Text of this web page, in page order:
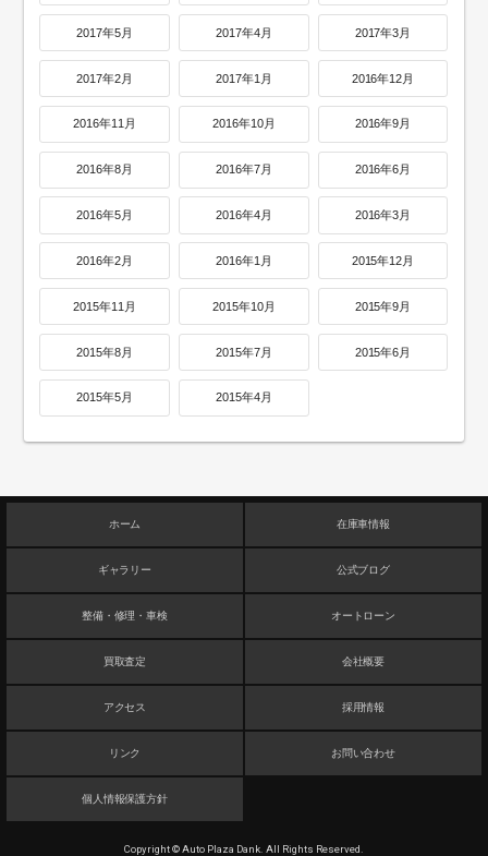
2017年5月 2017年4月 2017年3月
2017年2月 2017年1月 2016年12月
2016年11月 2016年10月 2016年9月
2016年8月 2016年7月 2016年6月
2016年5月 2016年4月 2016年3月
2016年2月 2016年1月 2015年12月
2015年11月 2015年10月 2015年9月
2015年8月 2015年7月 2015年6月
2015年5月 2015年4月
ホーム 在庫車情報
ギャラリー 公式ブログ
整備・修理・車検 オートローン
買取査定 会社概要
アクセス 採用情報
リンク お問い合わせ
個人情報保護方針
Copyright © Auto Plaza Dank. All Rights Reserved.